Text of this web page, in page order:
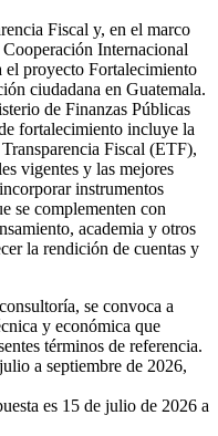
Fiscal y, en el marco
Internacional
proyecto Fortalecimiento
ciudadana en Guatemala.
de Finanzas Públicas
fortalecimiento incluye la
Fiscal (ETF),
vigentes y las mejores
instrumentos
se complementen con
academia y otros
la rendición de cuentas y
se convoca a
y económica que
términos de referencia.
a septiembre de 2026,
es 15 de julio de 2026 a